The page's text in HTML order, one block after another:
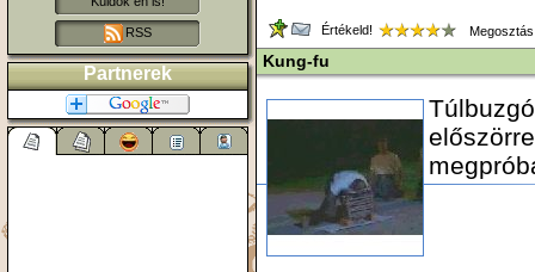
RSS
Partnerek
Értékeld!
Kung-fu